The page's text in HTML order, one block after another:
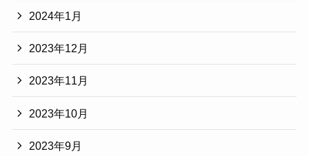
2024年1月
2023年12月
2023年11月
2023年10月
2023年9月